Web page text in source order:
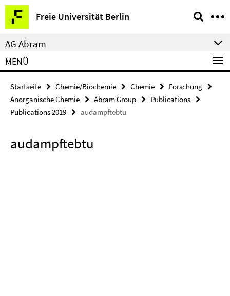
Springe
direkt
zu
Inhalt
Freie Universität Berlin
Service-
Navigation
AG Abram
MENÜ
Startseite Chemie/Biochemie Chemie
Forschung
Anorganische Chemie
Abram Group
Publications
Publications 2019
audampftebtu
audampftebtu